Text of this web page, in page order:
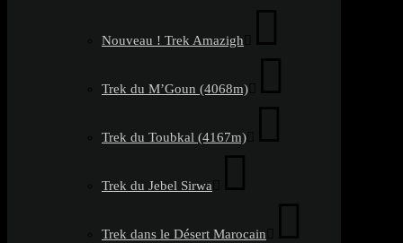
Nouveau ! Trek Amazigh
Trek du M’Goun (4068m)
Trek du Toubkal (4167m)
Trek du Jebel Sirwa
Trek dans le Désert Marocain